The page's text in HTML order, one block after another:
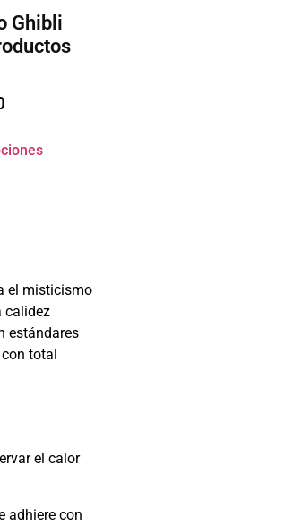
Ghibli
el misticismo
calidez
estándares
total
el calor
adhiere con